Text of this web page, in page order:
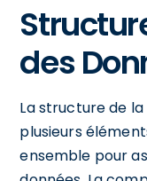
des
La structure de
plusieurs
ensemble pour